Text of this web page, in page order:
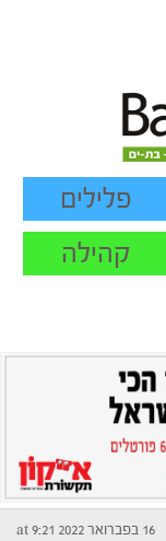
פלילים
קהילה
16 בפברואר 2022 at 9:21